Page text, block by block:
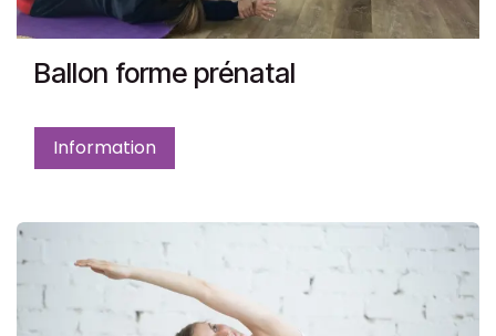
Ballon forme prénatal
Information